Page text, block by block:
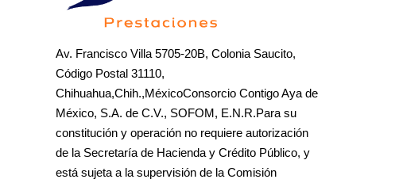
Av. Francisco Villa 5705-20B, Colonia Saucito,
Código Postal 31110,
Chihuahua,Chih.,MéxicoConsorcio Contigo Aya de
México, S.A. de C.V., SOFOM, E.N.R.Para su
constitución y operación no requiere autorización
de la Secretaría de Hacienda y Crédito Público, y
está sujeta a la supervisión de la Comisión